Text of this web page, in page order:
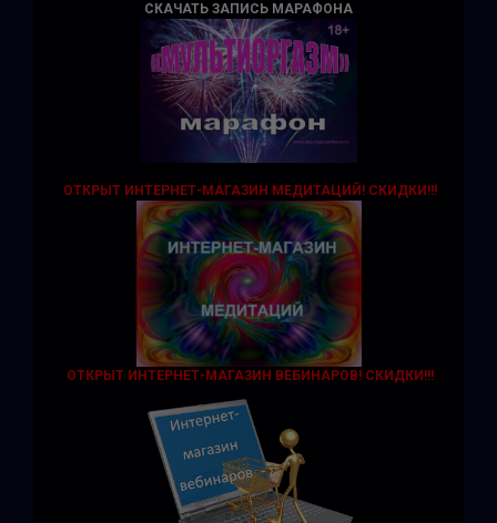
СКАЧАТЬ ЗАПИСЬ МАРАФОНА
ОТКРЫТ ИНТЕРНЕТ-МАГАЗИН МЕДИТАЦИЙ! СКИДКИ!!!
ОТКРЫТ ИНТЕРНЕТ-МАГАЗИН ВЕБИНАРОВ! СКИДКИ!!!